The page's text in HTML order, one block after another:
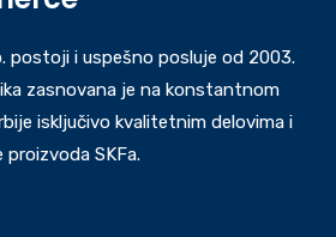
postoji i uspešno posluje od 2003.
zasnovana je na konstantnom
isključivo kvalitetnim delovima i
SKFa.